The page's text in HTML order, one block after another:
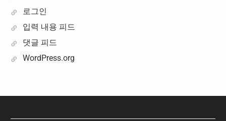
로그인
입력 내용 피드
댓글 피드
WordPress.org